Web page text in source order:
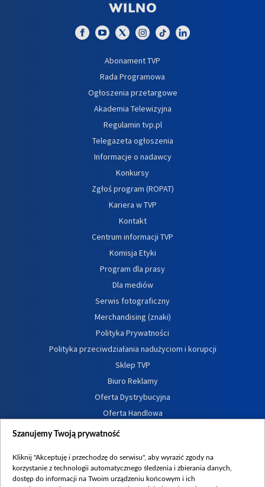
Abonament TVP
Rada Programowa
Ogłoszenia przetargowe
Akademia Telewizyjna
Regulamin tvp.pl
Telegazeta ogłoszenia
Informacje o nadawcy
Konkursy
Zgłoś program (ROPAT)
Kariera w TVP
Kontakt
Centrum informacji TVP
Komisja Etyki
Program dla prasy
Dla mediów
Serwis fotograficzny
Merchandising (znaki)
Polityka Prywatności
Polityka przeciwdziałania nadużyciom i korupcji
Sklep TVP
Biuro Reklamy
Oferta Dystrybucyjna
Oferta Handlowa
Dostępność
Procedura zgłoszeń wewnętrznych
Szanujemy Twoją prywatność
Kliknij "Akceptuję i przechodzę do serwisu", aby wyrazić zgody na
korzystanie z technologii automatycznego śledzenia i zbierania danych,
dostęp do informacji na Twoim urządzeniu końcowym i ich